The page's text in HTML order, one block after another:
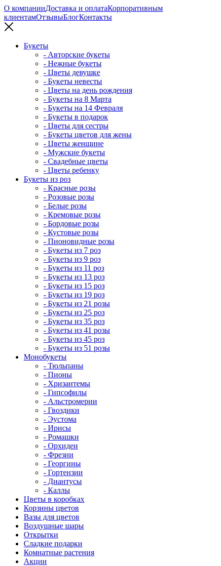
О компанииДоставка и оплатаКорпоративным
клиентамОтзывыБлогКонтакты
Букеты
- Авторские букеты
- Нежные букеты
- Цветы девушке
- Букеты невесты
- Цветы на день рождения
- Букеты на 8 Марта
- Букеты на 14 Февраля
- Букеты в подарок
- Цветы для сестры
- Букеты цветов для жены
- Цветы женщине
- Мужские букеты
- Свадебные цветы
- Цветы ребенку
Букеты из роз
- Красные розы
- Розовые розы
- Белые розы
- Кремовые розы
- Бордовые розы
- Кустовые розы
- Пионовидные розы
- Букеты из 7 роз
- Букеты из 9 роз
- Букеты из 11 роз
- Букеты из 13 роз
- Букеты из 15 роз
- Букеты из 19 роз
- Букеты из 21 розы
- Букеты из 25 роз
- Букеты из 35 роз
- Букеты из 41 розы
- Букеты из 45 роз
- Букеты из 51 розы
Монобукеты
- Тюльпаны
- Пионы
- Хризантемы
- Гипсофилы
- Альстромерии
- Гвоздики
- Эустома
- Ирисы
- Ромашки
- Орхидеи
- Фрезии
- Георгины
- Гортензии
- Диантусы
- Каллы
Цветы в коробках
Корзины цветов
Вазы для цветов
Воздушные шары
Открытки
Сладкие подарки
Комнатные растения
Акции